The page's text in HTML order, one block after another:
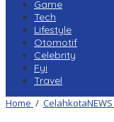
Game
Tech
Lifestyle
Otomotif
Celebrity
Fyi
Travel
Home / CelahkotaNEWS